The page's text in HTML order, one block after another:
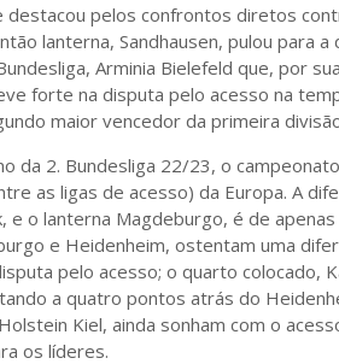
destacou pelos confrontos diretos
lanterna, Sandhausen, pulou para
Arminia Bielefeld que, por
forte na disputa pelo acesso na
maior vencedor da primeira
da 2. Bundesliga 22/23, o
as ligas de acesso) da Europa. A
e o lanterna Magdeburgo, é de
e Heidenheim, ostentam uma
pelo acesso; o quarto colocado,
a quatro pontos atrás do
Kiel, ainda sonham com o
os líderes.